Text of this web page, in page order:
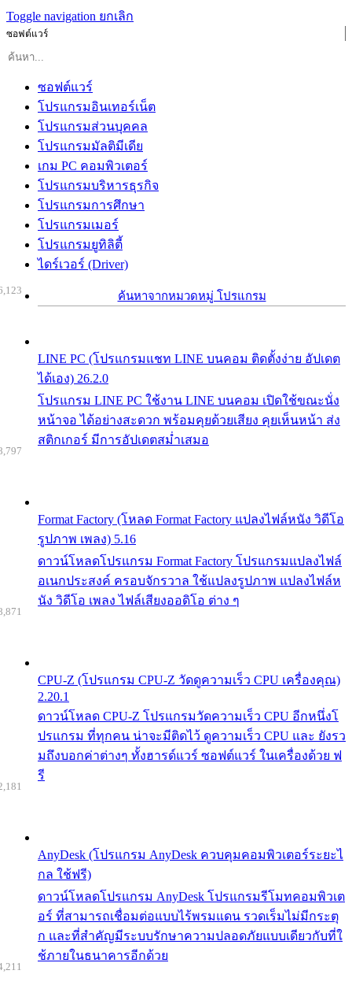
Toggle navigation ยกเลิก
ซอฟต์แวร์
ซอฟต์แวร์
โปรแกรมอินเทอร์เน็ต
โปรแกรมส่วนบุคคล
โปรแกรมมัลติมีเดีย
เกม PC คอมพิวเตอร์
โปรแกรมบริหารธุรกิจ
โปรแกรมการศึกษา
โปรแกรมเมอร์
โปรแกรมยูทิลิตี้
ไดร์เวอร์ (Driver)
ค้นหาจากหมวดหมู่ โปรแกรม
LINE PC (โปรแกรมแชท LINE บนคอม ติดตั้งง่าย อัปเดต
ได้เอง) 26.2.0
โปรแกรม LINE PC ใช้งาน LINE บนคอม เปิดใช้ขณะนั่ง
หน้าจอ ได้อย่างสะดวก พร้อมคุยด้วยเสียง คุยเห็นหน้า ส่ง
สติกเกอร์ มีการอัปเดตสม่ำเสมอ
Format Factory (โหลด Format Factory แปลงไฟล์หนัง วิดีโอ
รูปภาพ เพลง) 5.16
ดาวน์โหลดโปรแกรม Format Factory โปรแกรมแปลงไฟล์
อเนกประสงค์ ครอบจักรวาล ใช้แปลงรูปภาพ แปลงไฟล์ห
นัง วิดีโอ เพลง ไฟล์เสียงออดิโอ ต่าง ๆ
CPU-Z (โปรแกรม CPU-Z วัดดูความเร็ว CPU เครื่องคุณ)
2.20.1
ดาวน์โหลด CPU-Z โปรแกรมวัดความเร็ว CPU อีกหนึ่งโ
ปรแกรม ที่ทุกคน น่าจะมีติดไว้ ดูความเร็ว CPU และ ยังรว
มถึงบอกค่าต่างๆ ทั้งฮารด์แวร์ ซอฟต์แวร์ ในเครื่องด้วย ฟ
รี
AnyDesk (โปรแกรม AnyDesk ควบคุมคอมพิวเตอร์ระยะไ
กล ใช้ฟรี)
ดาวน์โหลดโปรแกรม AnyDesk โปรแกรมรีโมทคอมพิวเต
อร์ ที่สามารถเชื่อมต่อแบบไร้พรมแดน รวดเร็มไม่มีกระตุ
ก และที่สำคัญมีระบบรักษาความปลอดภัยแบบเดียวกับที่ใ
ช้ภายในธนาคารอีกด้วย